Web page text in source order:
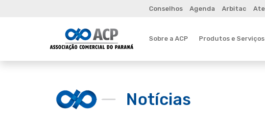
Conselhos Agenda Arbitac
Sobre a ACP Produtos e Serviços
Notícias